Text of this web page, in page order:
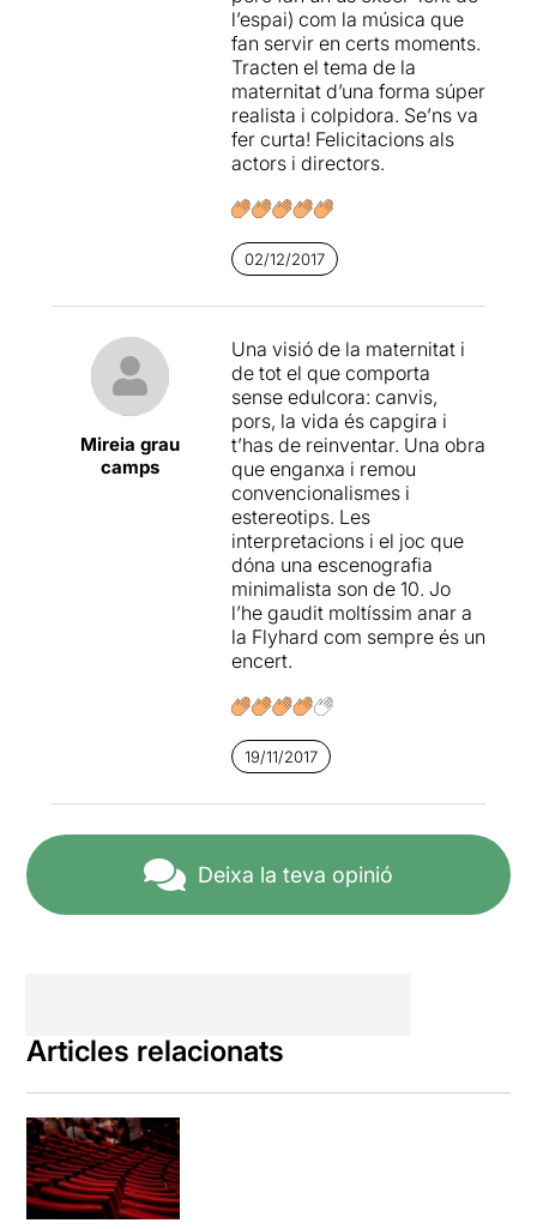
enorme de les coses de
família. En les pauses dels
diàlegs és on es concentra
la intensitat de l'obra, i en la
manera com Oriol Casals,
Lara Díez, Marta Vila i
Andrea Portella els diuen és
veritat que ens és revelada.
Una de les dues o tres obres
a la cartellera. Teatre
convuls per a temps
pèssims.
personatges complexos per
ò que se'ns mostren
transparents i que ens
expliquen els seus desitjos,
les seves aspiracions, els
seus somnis.Una proposta
que provoca debat i ajuda a
fer reflexions al voltant del
tema tan controvertit de la
maternitat, convertida en
"assignatura obligatòria" en
L'escenari amb
l'aparença d'una obra d'art,
un marc blanc que
emmarca l'espai escènic
que amb el petit moviment
d'uns bancs fan de casa,
galeria d'art i sala
d'hospital.
Una posada en escena
dinàmica ambunes
interpretacions molt
creïblesi properes d’uns
personatges prou
complexos, plens de
matisos.
Una proposta molt
recomanable
sencer, només cal clicar en
aquestENLLAÇ
l’espai) com la música que
fan servir en certs moments.
Tracten el tema de la
maternitat d’una forma súper
realista i colpidora. Se’ns va
fer curta! Felicitacions als
actors i directors.
02/12/2017
Mireia grau
camps
Una visió de la maternitat i
de tot el que comporta
sense edulcora: canvis,
pors, la vida és capgira i
t’has de reinventar. Una obra
que enganxa i remou
convencionalismes i
estereotips. Les
interpretacions i el joc que
dóna una escenografia
minimalista son de 10. Jo
l’he gaudit moltíssim anar a
la Flyhard com sempre és un
encert.
19/11/2017
Deixa la teva opinió
Articles relacionats